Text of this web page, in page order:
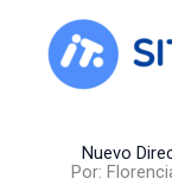
content
Nuevo
Por: